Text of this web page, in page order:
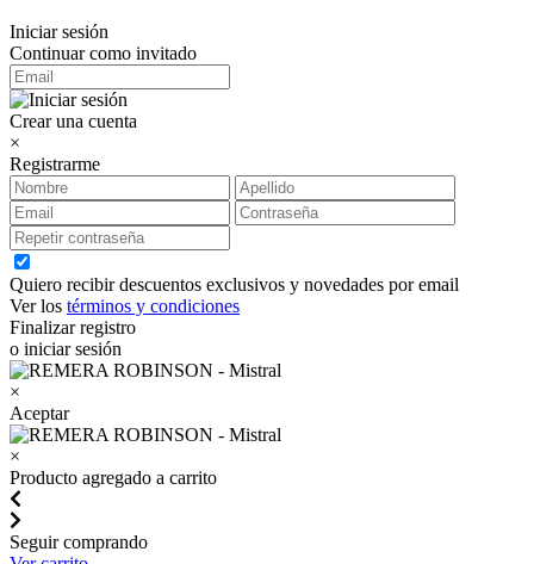
Iniciar sesión
Continuar como invitado
Crear una cuenta
×
Registrarme
Quiero recibir descuentos exclusivos y novedades por email
Ver los términos y condiciones
Finalizar registro
o iniciar sesión
×
Aceptar
×
Producto agregado a carrito
Seguir comprando